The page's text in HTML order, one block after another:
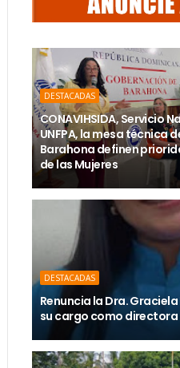
DESTACADAS
CONAVIHSIDA, Servicio
UNFPA, la mesa técnica
Barahona definen
de las Mujeres
DESTACADAS
Renuncia la Dra.
su cargo como